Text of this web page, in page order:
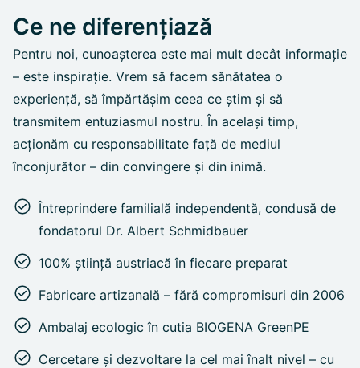
Ce ne diferențiază
Pentru noi, cunoașterea este mai mult decât informație
– este inspirație. Vrem să facem sănătatea o
experiență, să împărtășim ceea ce știm și să
transmitem entuziasmul nostru. În același timp,
acționăm cu responsabilitate față de mediul
înconjurător – din convingere și din inimă.
Întreprindere familială independentă, condusă de
fondatorul Dr. Albert Schmidbauer
100% știință austriacă în fiecare preparat
Fabricare artizanală – fără compromisuri din 2006
Ambalaj ecologic în cutia BIOGENA GreenPE
Cercetare și dezvoltare la cel mai înalt nivel – cu